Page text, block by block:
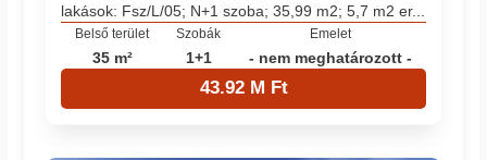
lakások: Fsz/L/05; N+1 szoba; 35,99 m2; 5,7 m2 er...
Belső terület
35 m²
Szobák
1+1
Emelet
- nem meghatározott -
43.92 M Ft